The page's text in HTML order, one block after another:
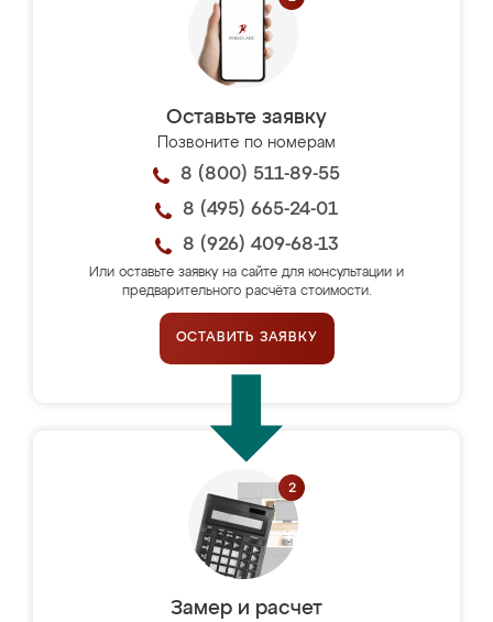
Оставьте заявку
Позвоните по номерам
8 (800) 511-89-55
8 (495) 665-24-01
8 (926) 409-68-13
Или оставьте заявку на сайте для консультации и
предварительного расчёта стоимости.
ОСТАВИТЬ ЗАЯВКУ
Замер и расчет